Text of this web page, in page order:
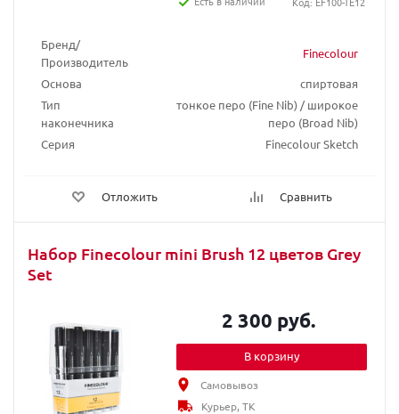
Бренд/
Производитель
Finecolour
Основа
спиртовая
Тип
наконечника
тонкое перо (Fine Nib) / широкое
перо (Broad Nib)
Серия
Finecolour Sketch
Отложить Сравнить
Набор Finecolour mini Brush 12 цветов Grey
Set
2 300 руб.
В корзину
Самовывоз
Курьер, ТК